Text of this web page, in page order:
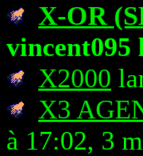
X-OR
vincent095
X2000
X3
à 17:02, 3